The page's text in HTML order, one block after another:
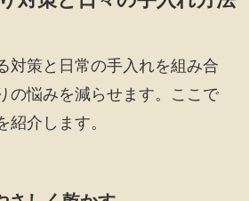
対策と日常の手入れを組み合
の悩みを減らせます。ここで
紹介します。